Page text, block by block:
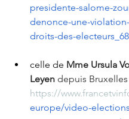
presidente-salome-
denonce-une-
droits-des-
celle de Mme Ursula
Leyen depuis Bruxelles
https://
europe/video-